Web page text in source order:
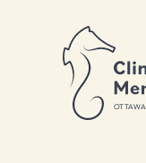
OTTAW
C M
RETOUR